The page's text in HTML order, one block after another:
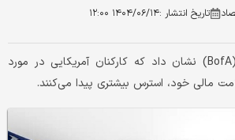
تاریخ انتشار :۱۴۰۴/۰۶/۱۴ ۱۲:۰۰
نظرسنجی بانک امریکا (BofA) نشان داد که کارکنان آمریکایی در مورد
خود، استرس بیشتری پیدا می‌کنند.